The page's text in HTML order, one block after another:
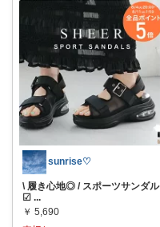
sunrise♡
\ 履き心地◎ / スポーツサンダル
☑ ...
￥ 5,690